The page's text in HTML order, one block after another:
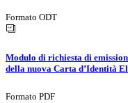
Formato ODT
Modulo di richiesta di
della nuova Carta d’Identità
Formato PDF